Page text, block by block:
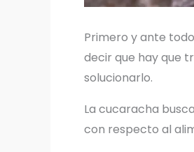
Primero y ante
decir que hay que
solucionarlo.
La cucaracha
con respecto al